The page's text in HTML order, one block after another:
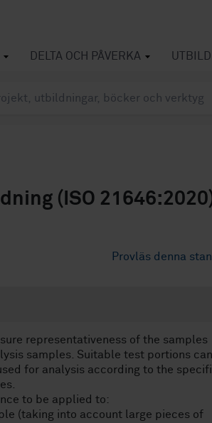
DELTA OCH PÅVERKA
(ISO
Provläs denna
representativeness of the samples
samples. Suitable test portions can
for analysis according to the
to be applied to:
(taking into account large pieces of